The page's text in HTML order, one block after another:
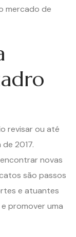
mercado de
revisar ou até
2017.
novas
são passos
e atuantes
promover uma